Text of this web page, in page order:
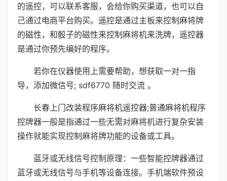
的遥控，可以联系客服，会给你购买渠道，也可以自
己通过电商平台购买。遥控是通过主板来控制麻将牌
的磁性，和骰子的磁性来控制麻将机来洗牌，遥控器
是通过你预先编好的程序。
若你在仪器使用上需要帮助，想获取一对一指
导，添加微信号; sdf6770 随时交流 。
长春上门改装程序麻将机遥控器;普通麻将机程序
控牌器一般是指通过一些无需对麻将机进行复杂安装
操作就能实现控制麻将牌功能的设备或工具。
蓝牙或无线信号控制原理：一些智能控牌器通过
蓝牙或无线信号与手机等设备连接。手机端软件预设